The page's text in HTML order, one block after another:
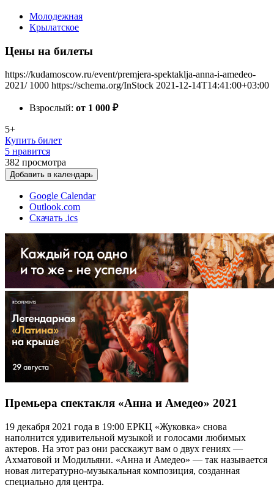
Молодежная
Крылатское
Цены на билеты
https://kudamoscow.ru/event/premjera-spektaklja-anna-i-amedeo-
2021/ 1000 https://schema.org/InStock 2021-12-14T14:41:00+03:00
Взрослый: от 1 000 ₽
5+
Купить билет
5 нравится
382 просмотра
Добавить в календарь
Google Calendar
Outlook.com
Скачать .ics
Премьера спектакля «Анна и Амедео» 2021
19 декабря 2021 года в 19:00 ЕРКЦ «Жуковка» снова
наполнится удивительной музыкой и голосами любимых
актеров. На этот раз они расскажут вам о двух гениях —
Ахматовой и Модильяни. «Анна и Амедео» — так называется
новая литературно-музыкальная композиция, созданная
специально для центра.